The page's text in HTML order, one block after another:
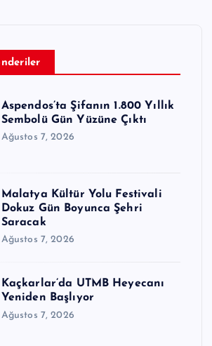
Aspendos’ta Şifanın 1.800 Yıllık
Sembolü Gün Yüzüne Çıktı
Ağustos 7, 2026
Malatya Kültür Yolu Festivali
Dokuz Gün Boyunca Şehri
Saracak
Ağustos 7, 2026
Kaçkarlar’da UTMB Heyecanı
Yeniden Başlıyor
Ağustos 7, 2026